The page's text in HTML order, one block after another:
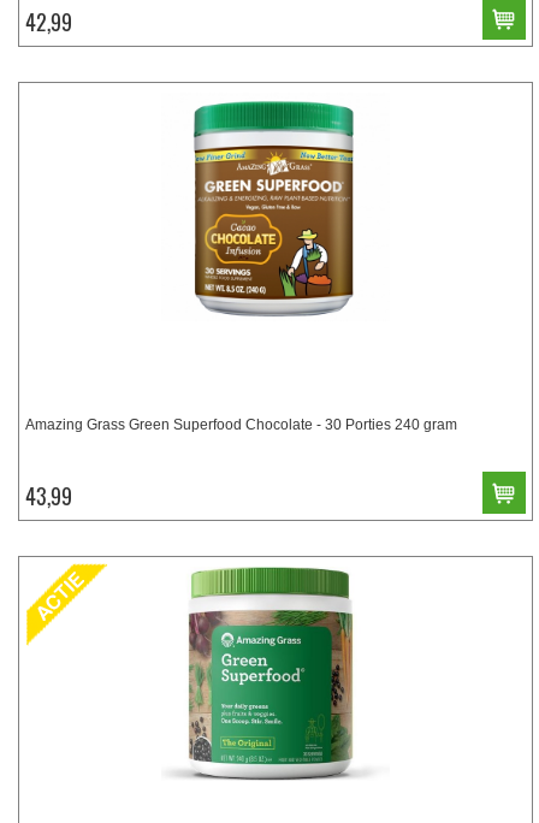
42,99
Amazing Grass Green Superfood Chocolate - 30 Porties 240 gram
43,99